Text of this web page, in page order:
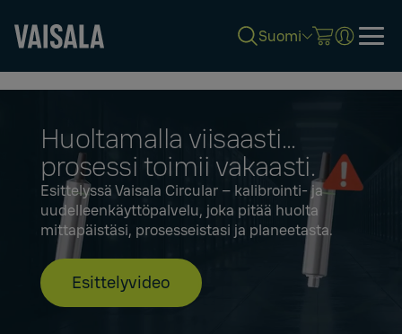
content
Suomi
Huoltamalla viisaasti...
prosessi toimii vakaasti.
Esittelyssä Vaisala Circular – kalibrointi- ja
uudelleenkäyttöpalvelu, joka pitää huolta
mittapäistäsi, prosesseistasi ja planeetasta.
Esittelyvideo